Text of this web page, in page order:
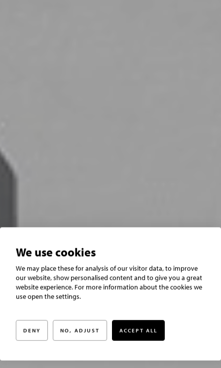
Båstad Hemmeslöv
Lingonslingan 16
We use cookies
We may place these for analysis of our visitor data, to improve
our website, show personalised content and to give you a great
website experience. For more information about the cookies we
use open the settings.
DENY NO, ADJUST ACCEPT ALL